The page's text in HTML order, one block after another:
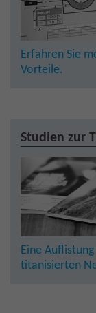
Erfahren Sie
Vorteile.
Studien zur
Eine
titanisierten